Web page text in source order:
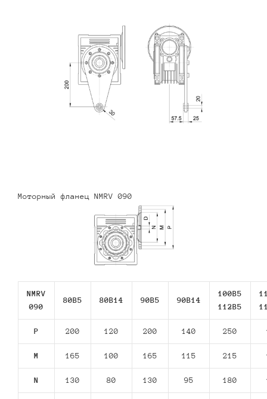
Моторный фланец NMRV 090
NMRV
090
80В5 80В14 90В5 90В14
100B5
112В5
P 200 120 200 140 250
M 165 100 165 115 215
N 130 80 130 95 180